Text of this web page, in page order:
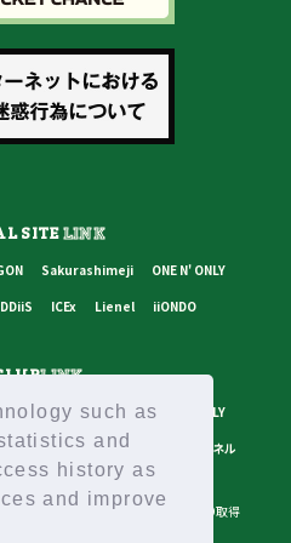
such as
and
history as
and improve
SITELINK
Sakurashimeji
ONE N' ONLY
ICEx Lienel iiONDO
LINK
Sakurashimeji
ONE N' ONLY
ICEx Lienel スターダストチャンネル
推奨環境 ヘルプ・お問い合わせ
ID取得